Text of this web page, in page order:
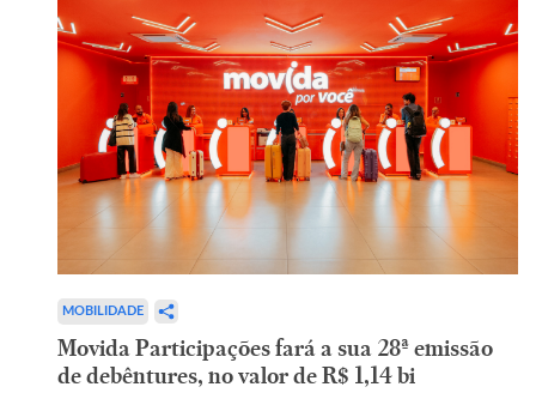
MOBILIDADE
Movida Participações fará a sua 28ª emissão
de debêntures, no valor de R$ 1,14 bi